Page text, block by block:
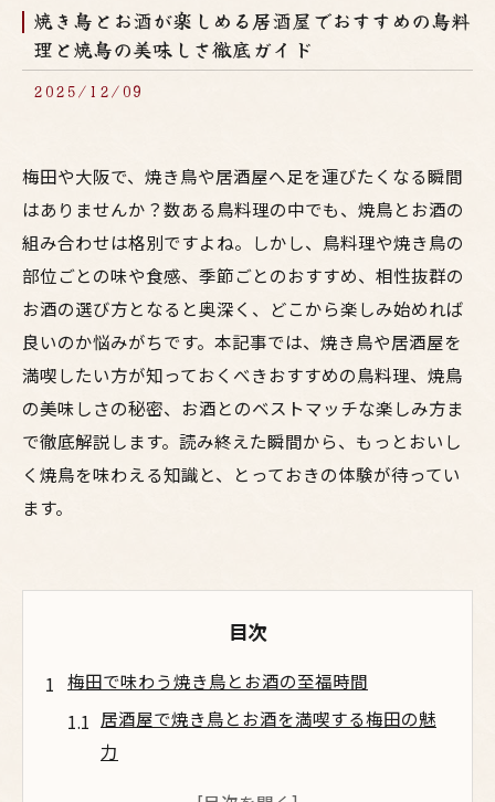
焼き鳥とお酒が楽しめる居酒屋でおすすめの鳥料
理と焼鳥の美味しさ徹底ガイド
2025/12/09
梅田や大阪で、焼き鳥や居酒屋へ足を運びたくなる瞬間
はありませんか？数ある鳥料理の中でも、焼鳥とお酒の
組み合わせは格別ですよね。しかし、鳥料理や焼き鳥の
部位ごとの味や食感、季節ごとのおすすめ、相性抜群の
お酒の選び方となると奥深く、どこから楽しみ始めれば
良いのか悩みがちです。本記事では、焼き鳥や居酒屋を
満喫したい方が知っておくべきおすすめの鳥料理、焼鳥
の美味しさの秘密、お酒とのベストマッチな楽しみ方ま
で徹底解説します。読み終えた瞬間から、もっとおいし
く焼鳥を味わえる知識と、とっておきの体験が待ってい
ます。
目次
梅田で味わう焼き鳥とお酒の至福時間
居酒屋で焼き鳥とお酒を満喫する梅田の魅
力
大阪でおすすめの鳥料理を味わう至福の夜